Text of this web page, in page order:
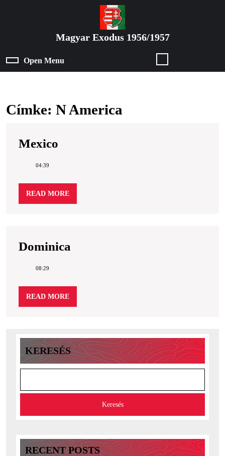
Magyar Exodus 1956/1957
Open MenuOpen
Címke: N America
Mexico
04:39
READ MOREREAD
MORE
Dominica
08:29
READ MOREREAD
MORE
KERESÉS
Keresés
RECENT POSTS